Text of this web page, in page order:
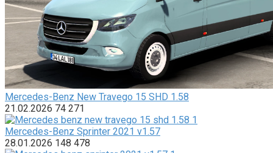
Mercedes-Benz New Travego 15 SHD 1.58
21.02.2026 74 271
Mercedes-Benz Sprinter 2021 v1.57
28.01.2026 148 478